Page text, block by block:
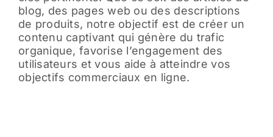
blog, des pages web ou des descriptions
de produits, notre objectif est de créer un
contenu captivant qui génère du trafic
organique, favorise l’engagement des
utilisateurs et vous aide à atteindre vos
objectifs commerciaux en ligne.